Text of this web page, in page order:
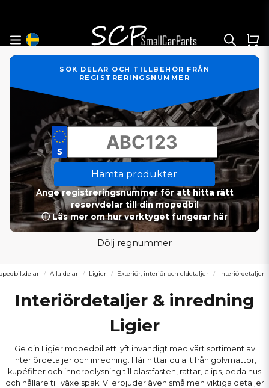
SÖK DELAR OCH TILLBEHÖR FRÅN
REGISTRERINGSNUMMER
Hämta produkter
Ange registreringsnummer för att hitta rätt
reservdelar till din mopedbil
ⓘ Läs mer om hur verktyget fungerar här
Dölj regnummer
Alla delar Ligier Exteriör, interiör och eldetaljer Interiördetaljer
Interiördetaljer & inredning
Ligier
Ge din Ligier mopedbil ett lyft invändigt med vårt sortiment av
interiördetaljer och inredning. Här hittar du allt från golvmattor,
kupéfilter och innerbelysning till plastfästen, rattar, clips, pedalhus
och hållare till växelspak. Vi erbjuder även små men viktiga detaljer